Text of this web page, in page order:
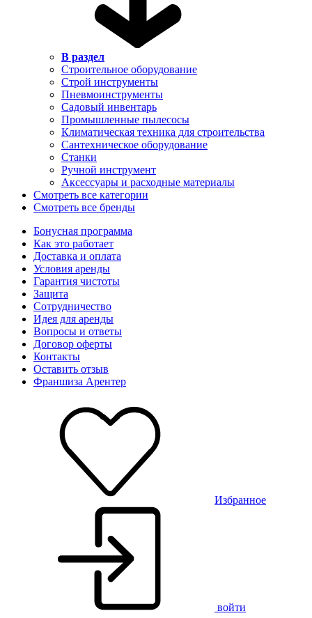
В раздел
Строительное оборудование
Строй инструменты
Пневмоинструменты
Садовый инвентарь
Промышленные пылесосы
Климатическая техника для строительства
Сантехническое оборудование
Станки
Ручной инструмент
Аксессуары и расходные материалы
Смотреть все категории
Смотреть все бренды
Бонусная программа
Как это работает
Доставка и оплата
Условия аренды
Гарантия чистоты
Защита
Сотрудничество
Идея для аренды
Вопросы и ответы
Договор оферты
Контакты
Оставить отзыв
Франшиза Арентер
Избранное
войти